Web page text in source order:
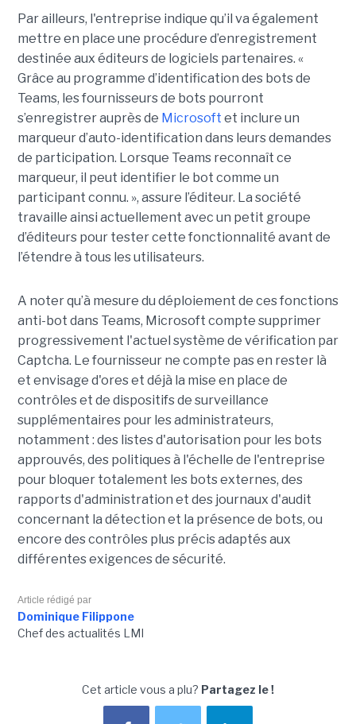
Par ailleurs, l'entreprise indique qu’il va également
mettre en place une procédure d’enregistrement
destinée aux éditeurs de logiciels partenaires. «
Grâce au programme d’identification des bots de
Teams, les fournisseurs de bots pourront
s’enregistrer auprès de Microsoft et inclure un
marqueur d’auto-identification dans leurs demandes
de participation. Lorsque Teams reconnaît ce
marqueur, il peut identifier le bot comme un
participant connu. », assure l’éditeur. La société
travaille ainsi actuellement avec un petit groupe
d’éditeurs pour tester cette fonctionnalité avant de
l’étendre à tous les utilisateurs.
A noter qu’à mesure du déploiement de ces fonctions
anti-bot dans Teams, Microsoft compte supprimer
progressivement l'actuel système de vérification par
Captcha. Le fournisseur ne compte pas en rester là
et envisage d'ores et déjà la mise en place de
contrôles et de dispositifs de surveillance
supplémentaires pour les administrateurs,
notamment : des listes d'autorisation pour les bots
approuvés, des politiques à l'échelle de l'entreprise
pour bloquer totalement les bots externes, des
rapports d'administration et des journaux d'audit
concernant la détection et la présence de bots, ou
encore des contrôles plus précis adaptés aux
différentes exigences de sécurité.
Article rédigé par
Dominique Filippone
Chef des actualités LMI
Cet article vous a plu? Partagez le !